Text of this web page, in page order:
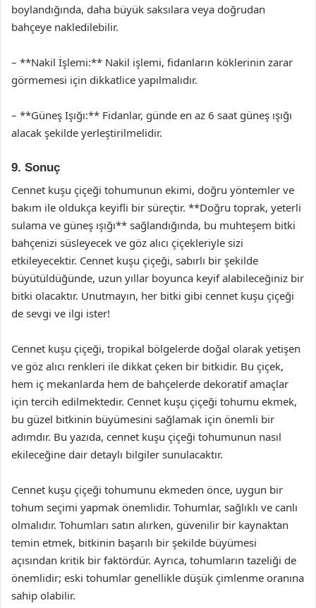
boylandığında, daha büyük saksılara veya doğrudan
bahçeye nakledilebilir.
– **Nakil İşlemi:** Nakil işlemi, fidanların köklerinin zarar
görmemesi için dikkatlice yapılmalıdır.
– **Güneş Işığı:** Fidanlar, günde en az 6 saat güneş ışığı
alacak şekilde yerleştirilmelidir.
9. Sonuç
Cennet kuşu çiçeği tohumunun ekimi, doğru yöntemler ve
bakım ile oldukça keyifli bir süreçtir. **Doğru toprak, yeterli
sulama ve güneş ışığı** sağlandığında, bu muhteşem bitki
bahçenizi süsleyecek ve göz alıcı çiçekleriyle sizi
etkileyecektir. Cennet kuşu çiçeği, sabırlı bir şekilde
büyütüldüğünde, uzun yıllar boyunca keyif alabileceğiniz bir
bitki olacaktır. Unutmayın, her bitki gibi cennet kuşu çiçeği
de sevgi ve ilgi ister!
Cennet kuşu çiçeği, tropikal bölgelerde doğal olarak yetişen
ve göz alıcı renkleri ile dikkat çeken bir bitkidir. Bu çiçek,
hem iç mekanlarda hem de bahçelerde dekoratif amaçlar
için tercih edilmektedir. Cennet kuşu çiçeği tohumu ekmek,
bu güzel bitkinin büyümesini sağlamak için önemli bir
adımdır. Bu yazıda, cennet kuşu çiçeği tohumunun nasıl
ekileceğine dair detaylı bilgiler sunulacaktır.
Cennet kuşu çiçeği tohumunu ekmeden önce, uygun bir
tohum seçimi yapmak önemlidir. Tohumlar, sağlıklı ve canlı
olmalıdır. Tohumları satın alırken, güvenilir bir kaynaktan
temin etmek, bitkinin başarılı bir şekilde büyümesi
açısından kritik bir faktördür. Ayrıca, tohumların tazeliği de
önemlidir; eski tohumlar genellikle düşük çimlenme oranına
sahip olabilir.